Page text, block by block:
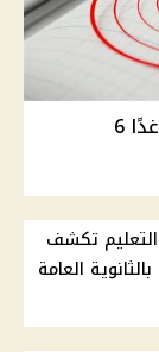
البحوث الفلكية تحسم مزاعم وقوع زلزال غدًا 6
تكشف